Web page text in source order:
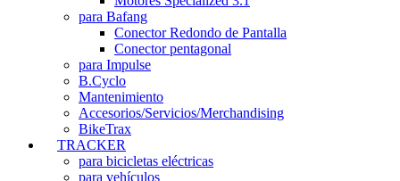
para Bafang
Conector Redondo de Pantalla
Conector pentagonal
para Impulse
B.Cyclo
Mantenimiento
Accesorios/Servicios/Merchandising
BikeTrax
TRACKER
para bicicletas eléctricas
para vehículos